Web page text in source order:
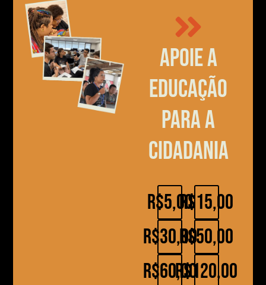
Apoie a
educação
para a
cidadania
R$5,00
R$30,00
R$60,00
R$15,00
R$50,00
R$120,00